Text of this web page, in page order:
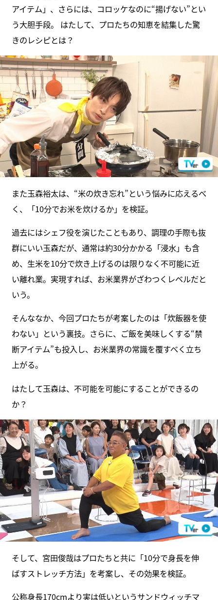
アイテム」、さらには、コロッケなのに“揚げない”とい
う大胆手段。 はたして、プロたちの知恵を結集した驚
きのレシピとは？
また玉森裕太は、“米の炊き忘れ”という悩みに応えるべ
く、「10分でお米を炊けるか」を検証。
過去にはシェフ役を演じたこともあり、調理の手際も抜
群にいい玉森だが、通常は約30分かかる「浸水」も含
め、生米を10分で炊き上げるのは限りなく不可能に近
い離れ業。実現すれば、お米業界がざわつくレベルだと
いう。
そんななか、今回プロたちが考案したのは「炊飯器を使
わない」という裏技。さらに、ご飯を美味しくする“禁
断アイテム”も投入し、お米業界の常識を覆すべく立ち
上がる。
はたして玉森は、不可能を可能にすることができるの
か？
そして、宮田俊哉はプロたちと共に「10分で身長を伸
ばすストレッチ方法」を考案し、その効果を検証。
公称身長170cmより実は低いというサンドウィッチマ